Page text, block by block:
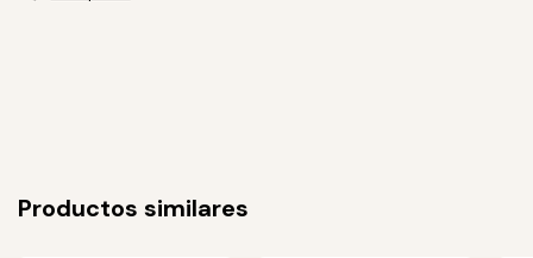
Productos similares